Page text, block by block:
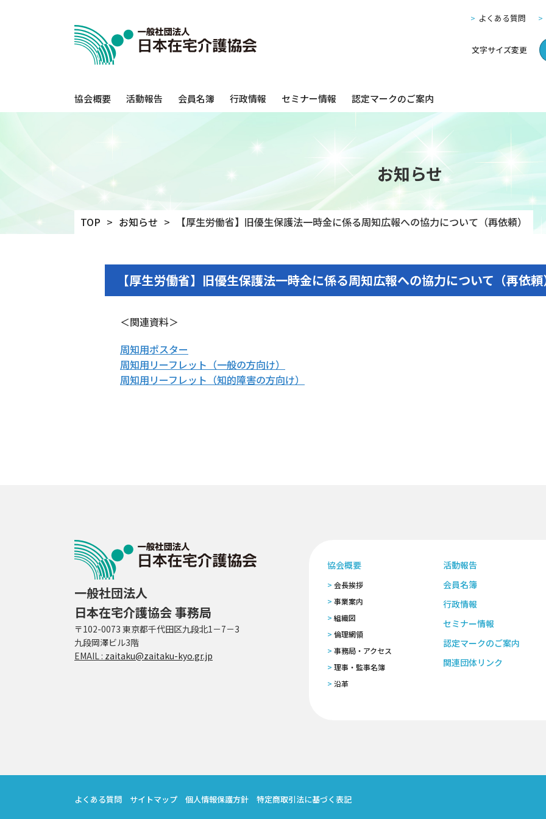
よくある質問
文字サイズ変更
協会概要 活動報告 会員名簿 行政情報 セミナー情報 認定マークのご案内
お知らせ
TOP お知らせ 【厚生労働省】旧優生保護法一時金に係る周知広報への協力について（再依頼）
【厚生労働省】旧優生保護法一時金に係る周知広報への協力について（再依
＜関連資料＞
周知用ポスター
周知用リーフレット（一般の方向け）
周知用リーフレット（知的障害の方向け）
一般社団法人
日本在宅介護協会 事務局
〒102-0073 東京都千代田区九段北1－7－3
九段岡澤ビル3階
EMAIL : zaitaku@zaitaku-kyo.gr.jp
協会概要
会長挨拶
事業案内
組織図
倫理網領
事務局・アクセス
理事・監事名簿
沿革
活動報告
会員名簿
行政情報
セミナー情報
認定マークのご案内
関連団体リンク
よくある質問 サイトマップ 個人情報保護方針 特定商取引法に基づく表記